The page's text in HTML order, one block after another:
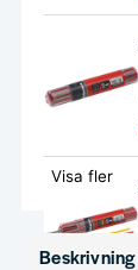
Visa fler
Beskrivning